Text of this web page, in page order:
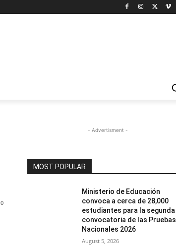
0
- Advertisment -
MOST POPULAR
Ministerio de Educación
convoca a cerca de 28,000
estudiantes para la segunda
convocatoria de las Pruebas
Nacionales 2026
August 5, 2026